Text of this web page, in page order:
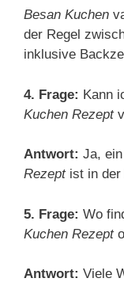
Besan Kuchen
der Regel
inklusive
4. Frage: Kann
Kuchen Rezept
Antwort: Ja,
Rezeptist in der
5. Frage: Wo
Kuchen Rezept
Antwort: Viele